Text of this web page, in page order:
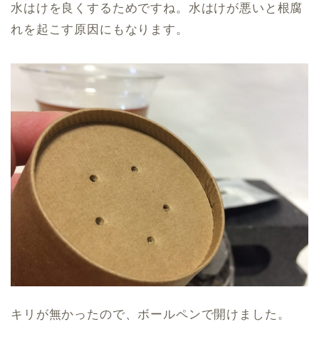
水はけを良くするためですね。水はけが悪いと根腐
れを起こす原因にもなります。
キリが無かったので、ボールペンで開けました。